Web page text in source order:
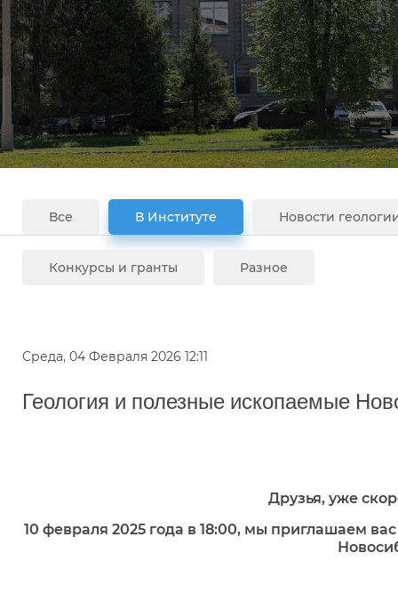
Все В Институте Новости
Конкурсы и гранты Разное
Среда, 04 Февраля 2026 12:11
Геология и полезные ископаемые
Друзья, уже
10 февраля 2025 года в 18:00, мы приглашаем